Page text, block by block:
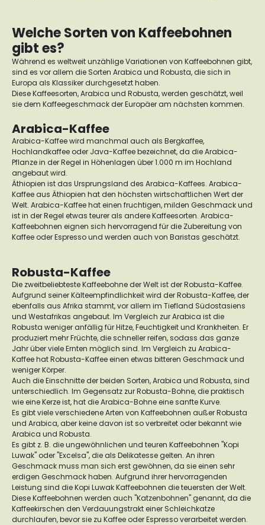
Welche Sorten von Kaffeebohnen
gibt es?
Während es weltweit unzählige Variationen von Kaffeebohnen gibt,
sind es vor allem die Sorten Arabica und Robusta, die sich in
Europa als Klassiker durchgesetzt haben.
Diese Kaffeesorten, Arabica und Robusta, werden geschätzt, weil
sie dem Kaffeegeschmack der Europäer am nächsten kommen.
Arabica-Kaffee
Arabica-Kaffee wird manchmal auch als Bergkaffee,
Hochlandkaffee oder Java-Kaffee bezeichnet, da die Arabica-
Pflanze in der Regel in Höhenlagen über 1.000 m im Hochland
angebaut wird.
Äthiopien ist das Ursprungsland des Arabica-Kaffees. Arabica-
Kaffee aus Äthiopien hat den höchsten wirtschaftlichen Wert der
Welt. Arabica-Kaffee hat einen fruchtigen, milden Geschmack und
ist in der Regel etwas teurer als andere Kaffeesorten. Arabica-
Kaffeebohnen eignen sich hervorragend für die Zubereitung von
Kaffee oder Espresso und werden auch von Baristas geschätzt.
Robusta-Kaffee
Die zweitbeliebteste Kaffeebohne der Welt ist der Robusta-Kaffee.
Aufgrund seiner Kälteempfindlichkeit wird der Robusta-Kaffee, der
ebenfalls aus Afrika stammt, vor allem im Tiefland Südostasiens
und Westafrikas angebaut. Im Vergleich zur Arabica ist die
Robusta weniger anfällig für Hitze, Feuchtigkeit und Krankheiten. Er
produziert mehr Früchte, die schneller reifen, sodass das ganze
Jahr über viele Ernten möglich sind. Im Vergleich zu Arabica-
Kaffee hat Robusta-Kaffee einen etwas bitteren Geschmack und
weniger Körper.
Auch die Einschnitte der beiden Sorten, Arabica und Robusta, sind
unterschiedlich. Im Gegensatz zur Robusta-Bohne, die praktisch
wie eine Kerze ist, hat die Arabica-Bohne eine sanfte Kurve.
Es gibt viele verschiedene Arten von Kaffeebohnen außer Robusta
und Arabica, aber keine davon ist so verbreitet oder bekannt wie
Arabica und Robusta.
Es gibt z. B. die ungewöhnlichen und teuren Kaffeebohnen "Kopi
Luwak" oder "Excelsa", die als Delikatesse gelten. An ihren
Geschmack muss man sich erst gewöhnen, da sie einen sehr
erdigen Geschmack haben. Aufgrund ihrer hervorragenden
Leistung sind die Kopi Luwak Kaffeebohnen die teuersten der Welt.
Diese Kaffeebohnen werden auch "Katzenbohnen" genannt, da die
Kaffeekirschen den Verdauungstrakt einer Schleichkatze
durchlaufen, bevor sie zu Kaffee oder Espresso verarbeitet werden.